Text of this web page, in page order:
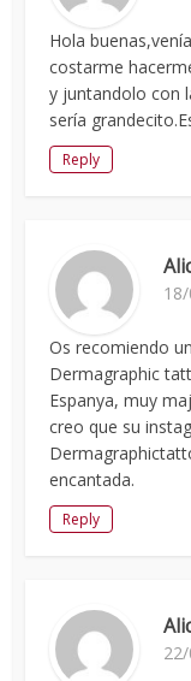
Hola
costarme
y juntandolo con
sería
Reply
Os recomiendo
Dermagraphic
Espanya, muy
creo que su
encantada.
Reply